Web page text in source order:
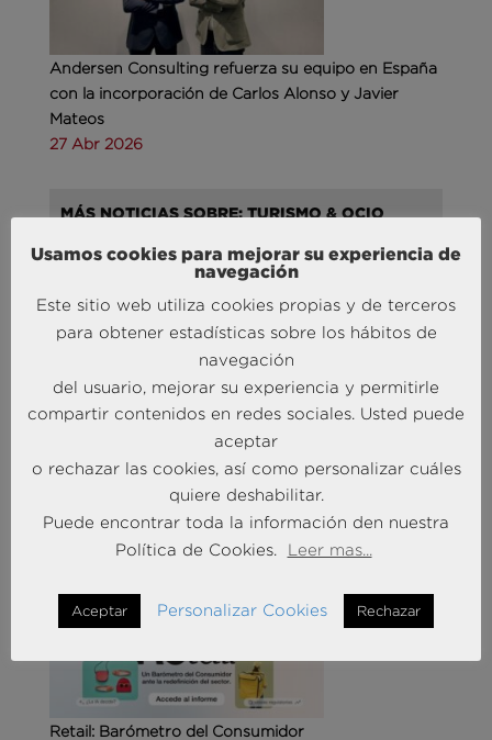
Andersen Consulting refuerza su equipo en España
con la incorporación de Carlos Alonso y Javier
Mateos
27 Abr 2026
MÁS NOTICIAS SOBRE: TURISMO & OCIO
Agencias de viajes: del mostrador al taller de
experiencias
MÁS NOTICIAS SOBRE: CUSTOMER
Retail: Barómetro del Consumidor
Usamos cookies para mejorar su experiencia de
navegación
Este sitio web utiliza cookies propias y de terceros
para obtener estadísticas sobre los hábitos de
navegación
del usuario, mejorar su experiencia y permitirle
compartir contenidos en redes sociales. Usted puede
aceptar
o rechazar las cookies, así como personalizar cuáles
quiere deshabilitar.
Puede encontrar toda la información den nuestra
Política de Cookies.
Leer mas...
Aceptar Personalizar Cookies Rechazar